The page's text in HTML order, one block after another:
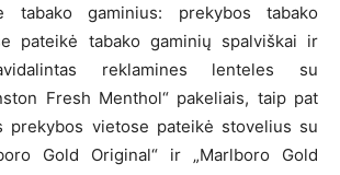
tabako gaminius: prekybos tabako
pateikė tabako gaminių spalviškai ir
reklamines lenteles su
Fresh Menthol“ pakeliais, taip pat
prekybos vietose pateikė stovelius su
Gold Original“ ir „Marlboro Gold